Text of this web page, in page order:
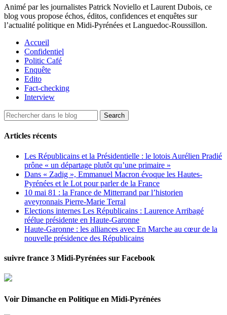
Animé par les journalistes Patrick Noviello et Laurent Dubois, ce
blog vous propose échos, éditos, confidences et enquêtes sur
l’actualité politique en Midi-Pyrénées et Languedoc-Roussillon.
Accueil
Confidentiel
Politic Café
Enquête
Edito
Fact-checking
Interview
Articles récents
Les Républicains et la Présidentielle : le lotois Aurélien Pradié
prône « un départage plutôt qu’une primaire »
Dans « Zadig », Emmanuel Macron évoque les Hautes-
Pyrénées et le Lot pour parler de la France
10 mai 81 : la France de Mitterrand par l’historien
aveyronnais Pierre-Marie Terral
Elections internes Les Républicains : Laurence Arribagé
réélue présidente en Haute-Garonne
Haute-Garonne : les alliances avec En Marche au cœur de la
nouvelle présidence des Républicains
suivre france 3 Midi-Pyrénées sur Facebook
Voir Dimanche en Politique en Midi-Pyrénées